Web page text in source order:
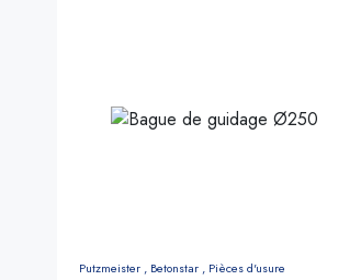
Putzmeister , Betonstar , Pièces d'usure